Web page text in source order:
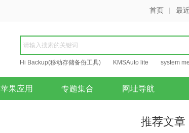
首页 | 最
Hi Backup(移动存储备份工具) KMSAuto lite system
Repair
苹果应用 专题集合 网址导航
推荐文章